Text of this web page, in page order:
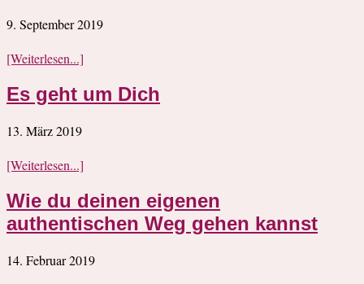
9. September 2019
[Weiterlesen...]
Es geht um Dich
13. März 2019
[Weiterlesen...]
Wie du deinen eigenen
authentischen Weg gehen kannst
14. Februar 2019